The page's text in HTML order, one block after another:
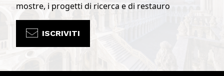
mostre, i progetti di ricerca e di restauro
ISCRIVITI